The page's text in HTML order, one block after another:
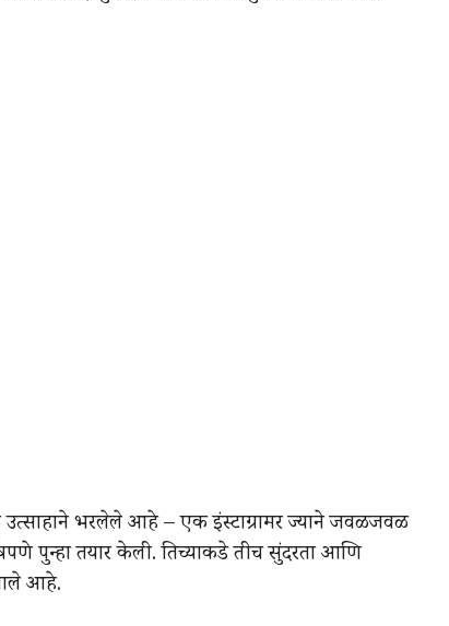
भरलेले आहे – एक इंस्टाग्रामर ज्याने जवळजवळ
पुन्हा तयार केली. तिच्याकडे तीच सुंदरता आणि
आहे.